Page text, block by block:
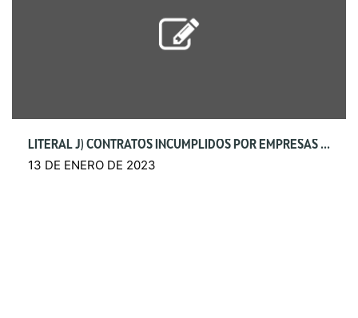
LITERAL J) CONTRATOS INCUMPLIDOS POR EMPRESAS Y PERSONAS
13 DE ENERO DE 2023